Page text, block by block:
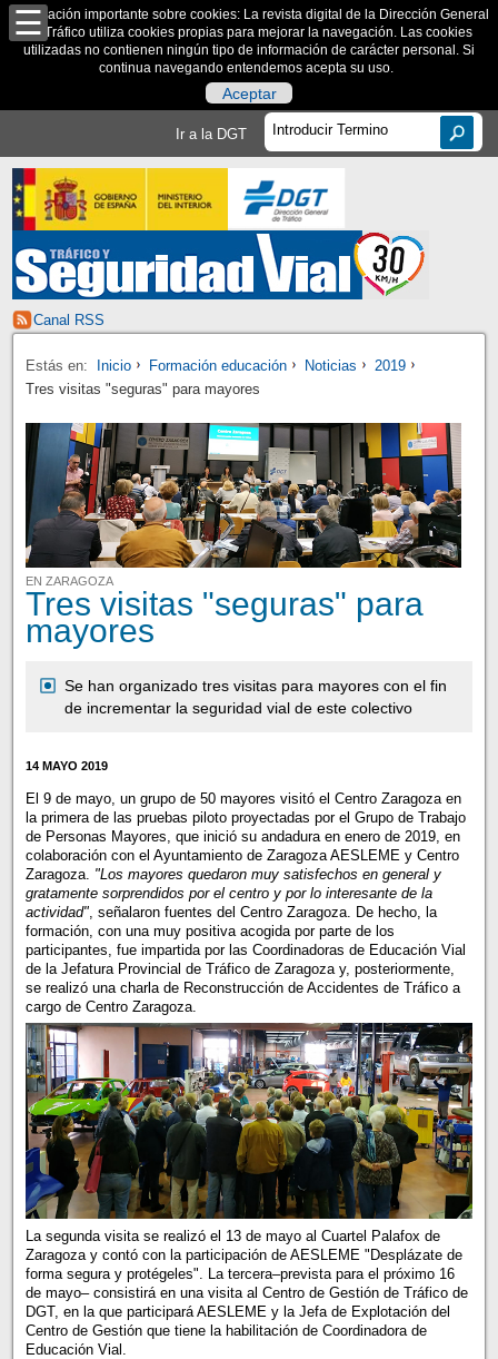
Información importante sobre cookies: La revista digital de la Dirección General
de Tráfico utiliza cookies propias para mejorar la navegación. Las cookies
utilizadas no contienen ningún tipo de información de carácter personal. Si
continua navegando entendemos acepta su uso.
Aceptar
Ir a la DGT
Canal RSS
Estás en: Inicio Formación educación Noticias
2019
Tres visitas "seguras" para mayores
EN ZARAGOZA
Tres visitas "seguras" para
mayores
Se han organizado tres visitas para mayores con el fin
de incrementar la seguridad vial de este colectivo
14 MAYO 2019
El 9 de mayo, un grupo de 50 mayores visitó el Centro Zaragoza en
la primera de las pruebas piloto proyectadas por el Grupo de Trabajo
de Personas Mayores, que inició su andadura en enero de 2019, en
colaboración con el Ayuntamiento de Zaragoza AESLEME y Centro
Zaragoza. "Los mayores quedaron muy satisfechos en general y
gratamente sorprendidos por el centro y por lo interesante de la
actividad", señalaron fuentes del Centro Zaragoza. De hecho, la
formación, con una muy positiva acogida por parte de los
participantes, fue impartida por las Coordinadoras de Educación Vial
de la Jefatura Provincial de Tráfico de Zaragoza y, posteriormente,
se realizó una charla de Reconstrucción de Accidentes de Tráfico a
cargo de Centro Zaragoza.
La segunda visita se realizó el 13 de mayo al Cuartel Palafox de
Zaragoza y contó con la participación de AESLEME "Desplázate de
forma segura y protégeles". La tercera–prevista para el próximo 16
de mayo– consistirá en una visita al Centro de Gestión de Tráfico de
DGT, en la que participará AESLEME y la Jefa de Explotación del
Centro de Gestión que tiene la habilitación de Coordinadora de
Educación Vial.